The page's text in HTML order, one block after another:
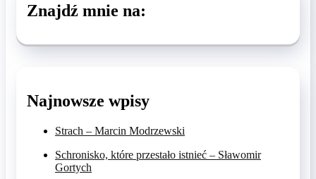
Znajdź mnie na:
Najnowsze wpisy
Strach – Marcin Modrzewski
Schronisko, które przestało istnieć – Sławomir
Gortych